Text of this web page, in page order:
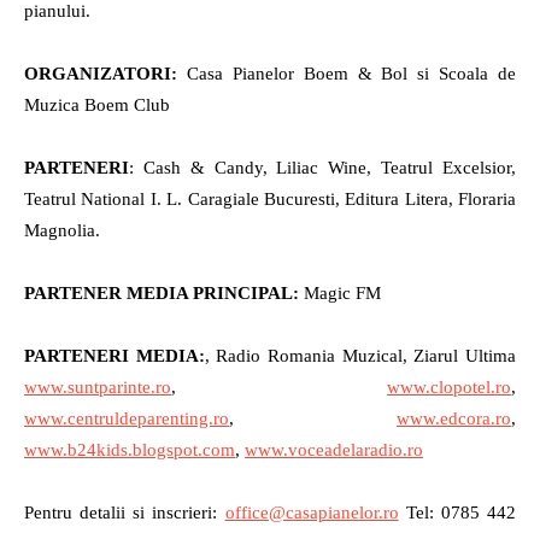
pianului.
ORGANIZATORI: Casa Pianelor Boem & Bol si Scoala de
Muzica Boem Club
PARTENERI: Cash & Candy, Liliac Wine, Teatrul Excelsior,
Teatrul National I. L. Caragiale Bucuresti, Editura Litera, Floraria
Magnolia.
PARTENER MEDIA PRINCIPAL: Magic FM
PARTENERI MEDIA:, Radio Romania Muzical, Ziarul Ultima
www.suntparinte.ro, www.clopotel.ro,
www.centruldeparenting.ro, www.edcora.ro,
www.b24kids.blogspot.com, www.voceadelaradio.ro
Pentru detalii si inscrieri: office@casapianelor.ro Tel: 0785 442